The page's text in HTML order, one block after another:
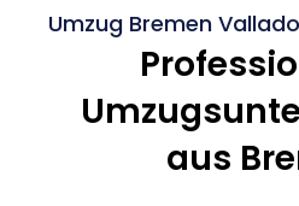
Umzug Bremen
aus